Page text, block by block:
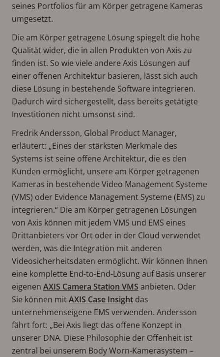
seines Portfolios für am Körper getragene Kameras
umgesetzt.
Die am Körper getragene Lösung spiegelt die hohe
Qualität wider, die in allen Produkten von Axis zu
finden ist. So wie viele andere Axis Lösungen auf
einer offenen Architektur basieren, lässt sich auch
diese Lösung in bestehende Software integrieren.
Dadurch wird sichergestellt, dass bereits getätigte
Investitionen nicht umsonst sind.
Fredrik Andersson, Global Product Manager,
erläutert: „Eines der stärksten Merkmale des
Systems ist seine offene Architektur, die es den
Kunden ermöglicht, unsere am Körper getragenen
Kameras in bestehende Video Management Systeme
(VMS) oder Evidence Management Systeme (EMS) zu
integrieren.“ Die am Körper getragenen Lösungen
von Axis können mit jedem VMS und EMS eines
Drittanbieters vor Ort oder in der Cloud verwendet
werden, was die Integration mit anderen
Videosicherheitsdaten ermöglicht. Wir können Ihnen
eine komplette End-to-End-Lösung auf Basis unserer
eigenen AXIS Camera Station VMS anbieten. Oder
Sie können mitAXIS Case Insight das
unternehmenseigene EMS verwenden. Andersson
fährt fort: „Bei Axis liegt das offene Konzept in
unserer DNA. Diese Philosophie der Offenheit ist
zentral bei unserem Body Worn-Kamerasystem –